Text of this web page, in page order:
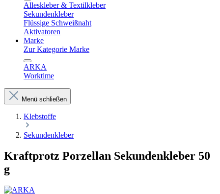
Alleskleber & Textilkleber
Sekundenkleber
Flüssige Schweißnaht
Aktivatoren
Marke
Zur Kategorie Marke
ARKA
Worktime
Menü schließen
Klebstoffe
Sekundenkleber
Kraftprotz Porzellan Sekundenkleber 50
g